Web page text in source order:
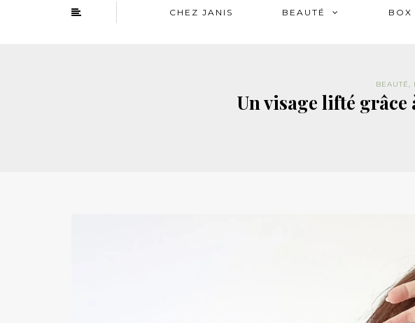
CHEZ JANIS BEAUTÉ BOX
BEAUTÉ,
Un visage lifté